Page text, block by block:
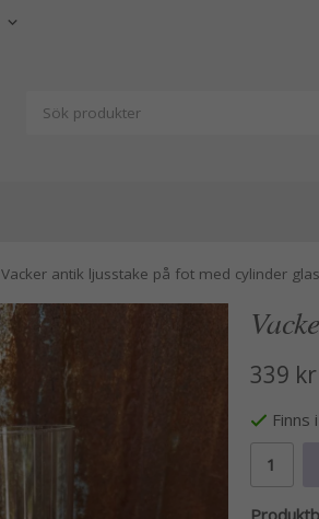
Vacker antik ljusstake på fot med cylinder glas
339 kr